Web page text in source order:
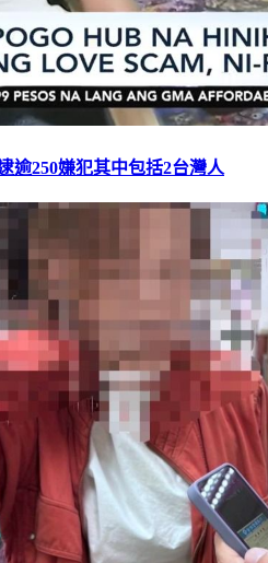
250嫌犯其中包括2台灣人